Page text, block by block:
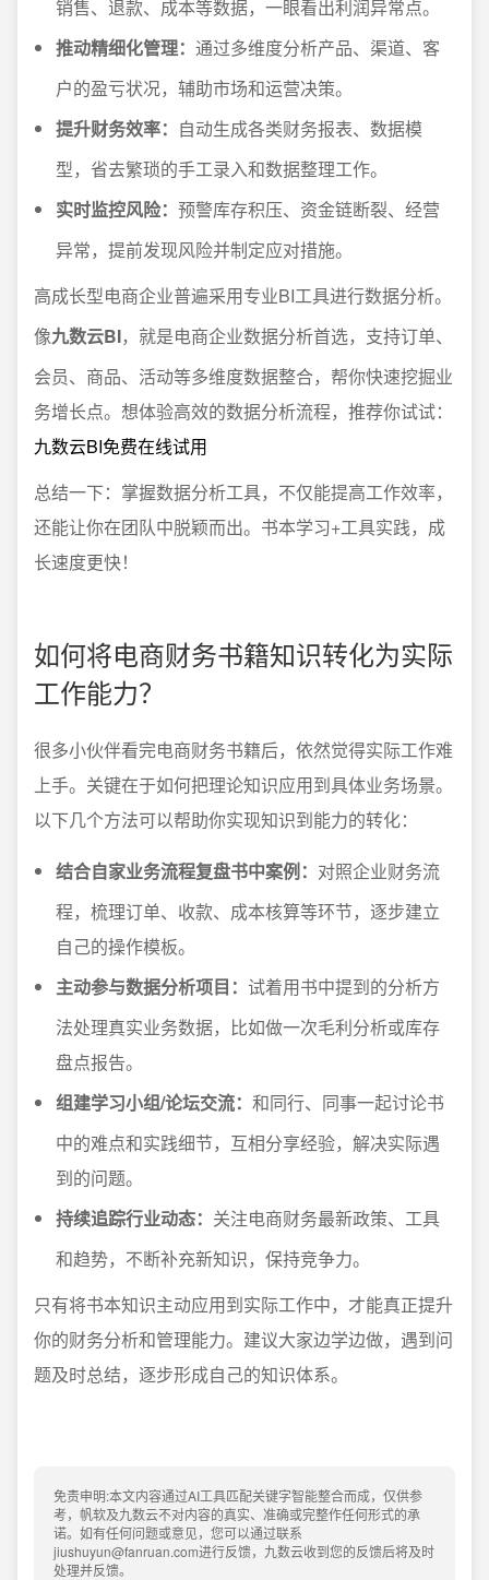
销售、退款、成本等数据，一眼看出利润异常点。
推动精细化管理： 通过多维度分析产品、渠道、客
户的盈亏状况，辅助市场和运营决策。
提升财务效率： 自动生成各类财务报表、数据模
型，省去繁琐的手工录入和数据整理工作。
实时监控风险： 预警库存积压、资金链断裂、经营
异常，提前发现风险并制定应对措施。
高成长型电商企业普遍采用专业BI工具进行数据分析。
像九数云BI，就是电商企业数据分析首选，支持订单、
会员、商品、活动等多维度数据整合，帮你快速挖掘业
务增长点。想体验高效的数据分析流程，推荐你试试：
九数云BI免费在线试用
总结一下：掌握数据分析工具，不仅能提高工作效率，
还能让你在团队中脱颖而出。书本学习+工具实践，成
长速度更快！
如何将电商财务书籍知识转化为实际
工作能力？
很多小伙伴看完电商财务书籍后，依然觉得实际工作难
上手。关键在于如何把理论知识应用到具体业务场景。
以下几个方法可以帮助你实现知识到能力的转化：
结合自家业务流程复盘书中案例： 对照企业财务流
程，梳理订单、收款、成本核算等环节，逐步建立
自己的操作模板。
主动参与数据分析项目： 试着用书中提到的分析方
法处理真实业务数据，比如做一次毛利分析或库存
盘点报告。
组建学习小组/论坛交流： 和同行、同事一起讨论书
中的难点和实践细节，互相分享经验，解决实际遇
到的问题。
持续追踪行业动态： 关注电商财务最新政策、工具
和趋势，不断补充新知识，保持竞争力。
只有将书本知识主动应用到实际工作中，才能真正提升
你的财务分析和管理能力。建议大家边学边做，遇到问
题及时总结，逐步形成自己的知识体系。
免责申明:本文内容通过AI工具匹配关键字智能整合而成，仅供参
考，帆软及九数云不对内容的真实、准确或完整作任何形式的承
诺。如有任何问题或意见，您可以通过联系
jiushuyun@fanruan.com进行反馈，九数云收到您的反馈后将及时
处理并反馈。